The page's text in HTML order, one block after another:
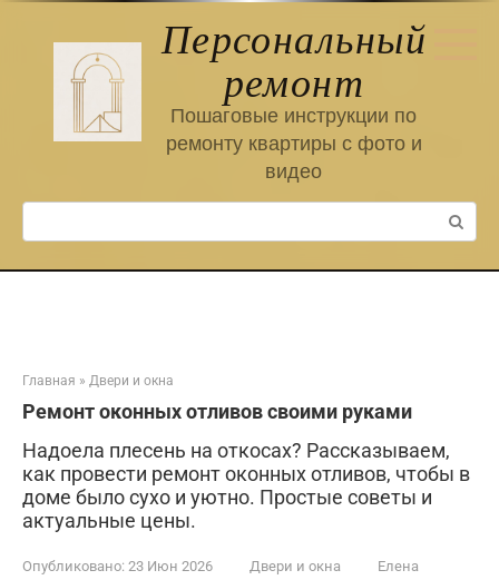
Персональный
ремонт
Пошаговые инструкции по
ремонту квартиры с фото и
видео
Поиск:
Главная » Двери и окна
Ремонт оконных отливов своими руками
Надоела плесень на откосах? Рассказываем,
как провести ремонт оконных отливов, чтобы в
доме было сухо и уютно. Простые советы и
актуальные цены.
Опубликовано: 23 Июн 2026 Двери и окна
Елена